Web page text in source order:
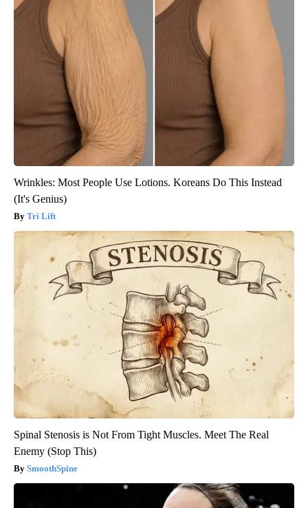
Wrinkles: Most People Use Lotions. Koreans Do This Instead
(It's Genius)
Tri Lift
Spinal Stenosis is Not From Tight Muscles. Meet The Real
Enemy (Stop This)
SmoothSpine